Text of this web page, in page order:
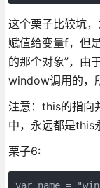
这个栗子比较坑
赋值给变量f，但
的那个对象”，由
window调用的，
注意：this的指向
中，永远都是this
栗子6:
var name =